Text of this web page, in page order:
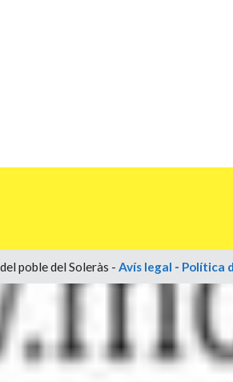
poble del Soleràs - Avís legal - Política